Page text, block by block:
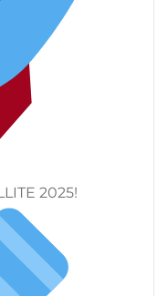
2025!